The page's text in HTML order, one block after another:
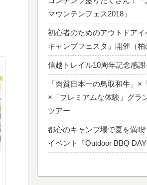
マウンテンフェス2018」
初心者のためのアウトドア
キャンプフェスタ』開催（柏
信越トレイル10周年記念感
「肉質日本一の鳥取和牛」×
×「プレミアムな体験」グラ
ツアー
都心のキャンプ場で夏を満
イベント『Outdoor BBQ